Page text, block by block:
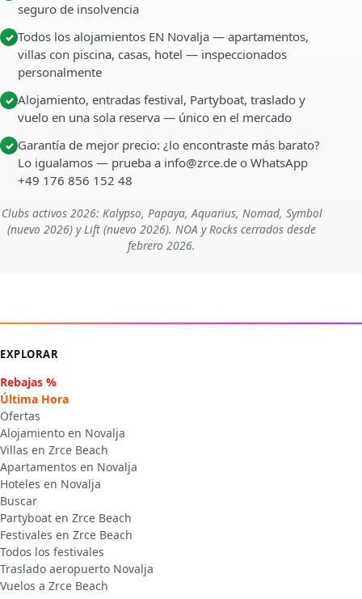
seguro de insolvencia
✓ Todos los alojamientos EN Novalja — apartamentos,
villas con piscina, casas, hotel — inspeccionados
personalmente
✓ Alojamiento, entradas festival, Partyboat, traslado y
vuelo en una sola reserva — único en el mercado
✓ Garantía de mejor precio: ¿lo encontraste más barato?
Lo igualamos — prueba a info@zrce.de o WhatsApp
+49 176 856 152 48
Clubs activos 2026: Kalypso, Papaya, Aquarius, Nomad, Symbol
(nuevo 2026) y Lift (nuevo 2026). NOA y Rocks cerrados desde
febrero 2026.
EXPLORAR
Rebajas %
Última Hora
Ofertas
Alojamiento en Novalja
Villas en Zrce Beach
Apartamentos en Novalja
Hoteles en Novalja
Buscar
Partyboat en Zrce Beach
Festivales en Zrce Beach
Todos los festivales
Traslado aeropuerto Novalja
Vuelos a Zrce Beach